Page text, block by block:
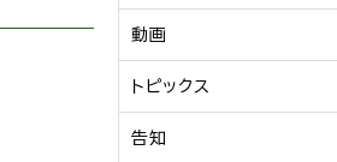
動画
トピックス
告知